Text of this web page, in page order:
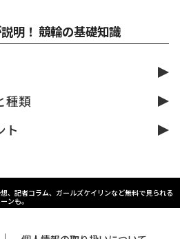
明！ 競輪の基礎知識
種類
ト
、記者コラム、ガールズケイリンなど無料で見られる
ンも。